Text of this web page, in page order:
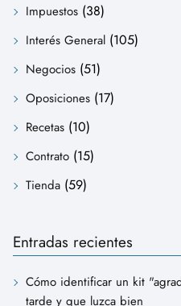
Impuestos (38)
Interés General (105)
Negocios (51)
Oposiciones (17)
Recetas (10)
Contrato (15)
Tienda (59)
Entradas recientes
Cómo identificar un kit
tarde y que luzca bien